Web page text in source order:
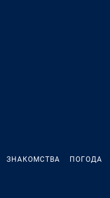
ЗНАКОМСТВА ПОГОДА